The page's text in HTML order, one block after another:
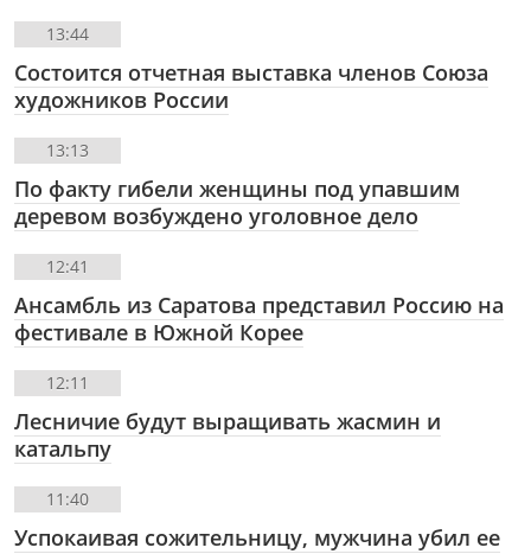
13:44
Состоится отчетная выставка членов Союза
художников России
13:13
По факту гибели женщины под упавшим
деревом возбуждено уголовное дело
12:41
Ансамбль из Саратова представил Россию на
фестивале в Южной Корее
12:11
Лесничие будут выращивать жасмин и
катальпу
11:40
Успокаивая сожительницу, мужчина убил ее